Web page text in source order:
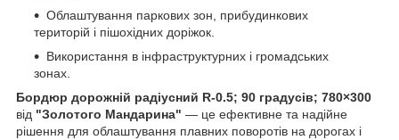
Облаштування паркових зон, прибудинкових
територій і пішохідних доріжок.
Використання в інфраструктурних і громадських
зонах.
Бордюр дорожній радіусний R-0.5; 90 градусів; 780×300
від "Золотого Мандарина" — це ефективне та надійне
рішення для облаштування плавних поворотів на дорогах і